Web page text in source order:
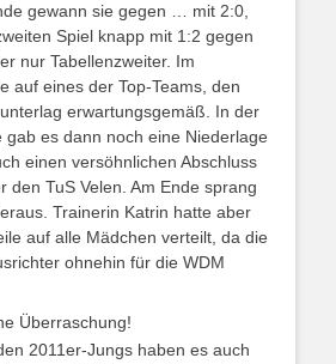
gewann sie gegen … mit 2:0,
Spiel knapp mit 1:2 gegen
nur Tabellenzweiter. Im
auf eines der Top-Teams, den
erwartungsgemäß. In der
gab es dann noch eine Niederlage
einen versöhnlichen Abschluss
den TuS Velen. Am Ende sprang
Trainerin Katrin hatte aber
auf alle Mädchen verteilt, da die
ohnehin für die WDM
Überraschung!
2011er-Jungs haben es auch